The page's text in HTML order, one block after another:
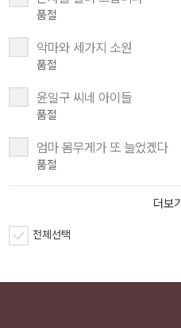
품절
악마와 세가지 소원
품절
윤일구 씨네 아이들
품절
엄마 몸무게가 또 늘었겠다
품절
더보기
전체선택